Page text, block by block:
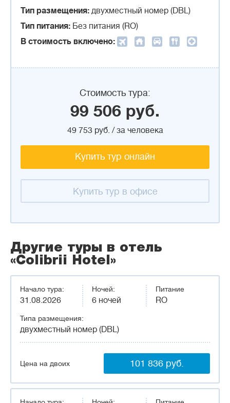
Тип размещения: двухместный номер (DBL)
Тип питания: Без питания (RO)
В стоимость включено:
Стоимость тура:
99 506 руб.
49 753 руб. / за человека
Купить тур онлайн
Купить тур в офисе
Другие туры в отель
«Colibrii Hotel»
Начало тура:
31.08.2026
Типа размещения:
двухместный номер (DBL)
Ночей:
6 ночей
Питание
RO
Цена на двоих 101 836 руб.